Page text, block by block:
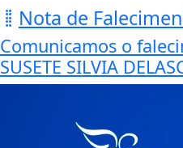
Nota de
Comunicamos o
SUSETE SILVIA